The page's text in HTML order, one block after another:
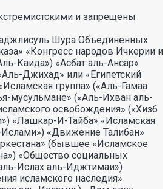
и запрещены
Шура Объединенных
«Конгресс народов Ичкерии и
Каида») «Асбат аль-Ансар»
Джихад» или «Египетский
группа» («Аль-Гамаа
мусульмане» («Аль-Ихван аль-
освобождения» («Хизб
«Лашкар-И-Тайба» «Исламская
«Движение Талибан»
(бывшее «Исламское
«Общество социальных
Ислах аль-Иджтимаи»)
исламского наследия»